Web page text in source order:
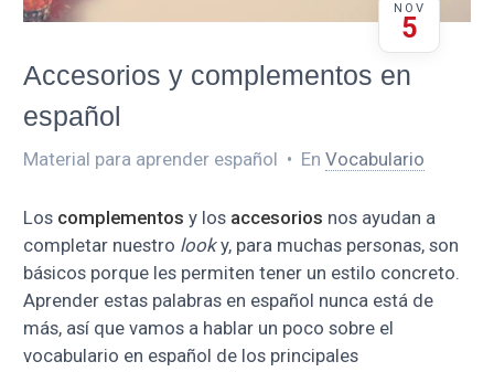
NOV
5
Accesorios y complementos en
español
Material para aprender español • En Vocabulario
Los complementos y los accesorios nos ayudan a
completar nuestro looky, para muchas personas, son
básicos porque les permiten tener un estilo concreto.
Aprender estas palabras en español nunca está de
más, así que vamos a hablar un poco sobre el
vocabulario en español de los principales